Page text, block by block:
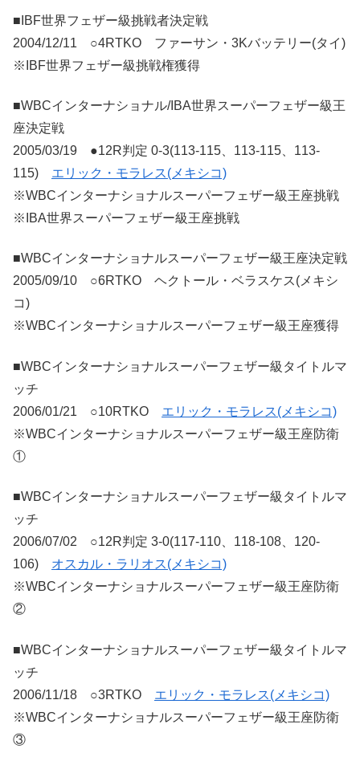
■IBF世界フェザー級挑戦者決定戦
2004/12/11 ○4RTKO ファーサン・3Kバッテリー(タイ)
※IBF世界フェザー級挑戦権獲得
■WBCインターナショナル/IBA世界スーパーフェザー級王
座決定戦
2005/03/19 ●12R判定 0-3(113-115、113-115、113-
115) エリック・モラレス(メキシコ)
※WBCインターナショナルスーパーフェザー級王座挑戦
※IBA世界スーパーフェザー級王座挑戦
■WBCインターナショナルスーパーフェザー級王座決定戦
2005/09/10 ○6RTKO ヘクトール・ベラスケス(メキシ
コ)
※WBCインターナショナルスーパーフェザー級王座獲得
■WBCインターナショナルスーパーフェザー級タイトルマ
ッチ
2006/01/21 ○10RTKO エリック・モラレス(メキシコ)
※WBCインターナショナルスーパーフェザー級王座防衛
①
■WBCインターナショナルスーパーフェザー級タイトルマ
ッチ
2006/07/02 ○12R判定 3-0(117-110、118-108、120-
106) オスカル・ラリオス(メキシコ)
※WBCインターナショナルスーパーフェザー級王座防衛
②
■WBCインターナショナルスーパーフェザー級タイトルマ
ッチ
2006/11/18 ○3RTKO エリック・モラレス(メキシコ)
※WBCインターナショナルスーパーフェザー級王座防衛
③